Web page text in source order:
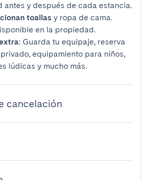
antes y después de cada estancia.
toallas y ropa de cama.
en la propiedad.
: Guarda tu equipaje, reserva
equipamiento para niños,
lúdicas y mucho más.
cancelación